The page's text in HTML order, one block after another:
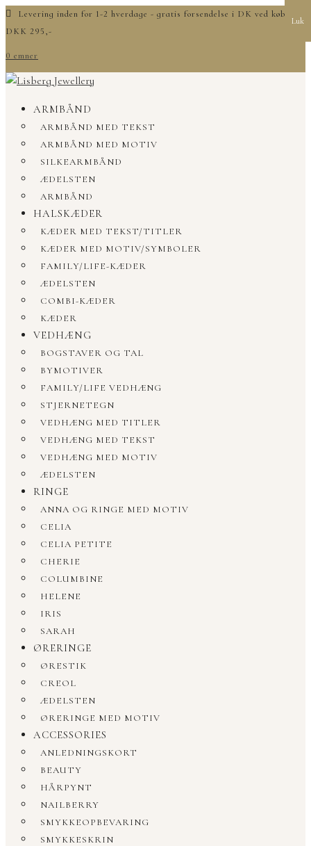
Levering inden for 1-2 hverdage - gratis forsendelse i DK ved køb over
DKK 295,-
0 emner
ARMBÅND
ARMBÅND MED TEKST
ARMBÅND MED MOTIV
SILKEARMBÅND
ÆDELSTEN
ARMBÅND
HALSKÆDER
KÆDER MED TEKST/TITLER
KÆDER MED MOTIV/SYMBOLER
FAMILY/LIFE-KÆDER
ÆDELSTEN
COMBI-KÆDER
KÆDER
VEDHÆNG
BOGSTAVER OG TAL
BYMOTIVER
FAMILY/LIFE VEDHÆNG
STJERNETEGN
VEDHÆNG MED TITLER
VEDHÆNG MED TEKST
VEDHÆNG MED MOTIV
ÆDELSTEN
RINGE
ANNA OG RINGE MED MOTIV
CELIA
CELIA PETITE
CHERIE
COLUMBINE
HELENE
IRIS
SARAH
ØRERINGE
ØRESTIK
CREOL
ÆDELSTEN
ØRERINGE MED MOTIV
ACCESSORIES
ANLEDNINGSKORT
BEAUTY
HÅRPYNT
NAILBERRY
SMYKKEOPBEVARING
SMYKKESKRIN
Luk